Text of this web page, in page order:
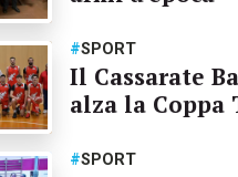
#SPORT
Il Cassarate
alza la Coppa
#SPORT